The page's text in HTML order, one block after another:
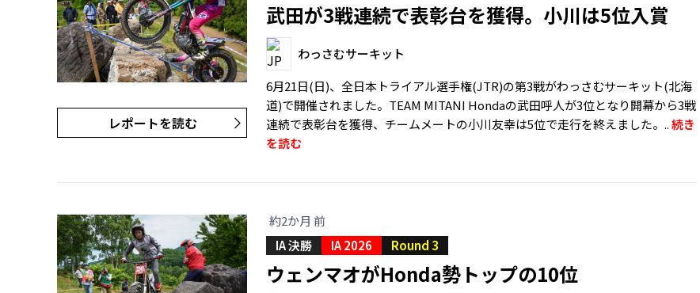
レポートを読む
武田が3戦連続で表彰台を獲得。小川は5位入賞
わっさむサーキット
6月21日(日)、全日本トライアル選手権(JTR)の第3戦がわっさむサーキット(北海
道)で開催されました。TEAM MITANI Hondaの武田呼人が3位となり開幕から3戦
連続で表彰台を獲得、チームメートの小川友幸は5位で走行を終えました。..続き
を読む
約2か月 前
IA 決勝
IA 2026 Round 3
ウェンマオがHonda勢トップの10位